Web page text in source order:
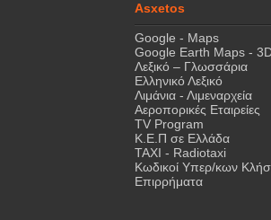
Asxetos
Google - Maps
Google Earth Maps -
Λεξικό – Γλωσσάρια
Ελληνικό Λεξικό
Λιμάνια - Λιμεναρχεία
Αεροπορικές Εταιρείες
TV Program
Κ.Ε.Π σε Ελλάδα
ΤΑΧΙ - Radiotaxi
Κωδικοί Υπερ/κων
Επιρρήματα